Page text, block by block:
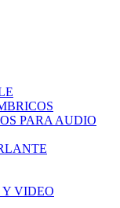
PARA AUDIO
VIDEO